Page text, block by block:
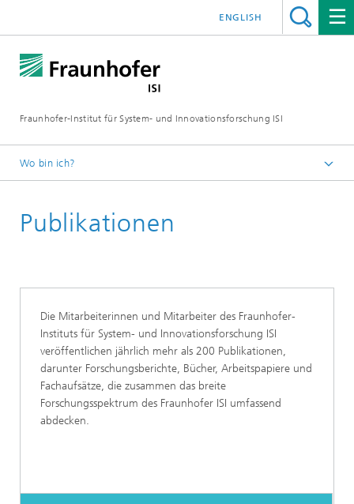
Fraunhofer-Institut für System- und Innovationsforschung ISI
ENGLISH
Wo bin ich?
Publikationen
Die Mitarbeiterinnen und Mitarbeiter des Fraunhofer-
Instituts für System- und Innovationsforschung ISI
veröffentlichen jährlich mehr als 200 Publikationen,
darunter Forschungsberichte, Bücher, Arbeitspapiere und
Fachaufsätze, die zusammen das breite
Forschungsspektrum des Fraunhofer ISI umfassend
abdecken.